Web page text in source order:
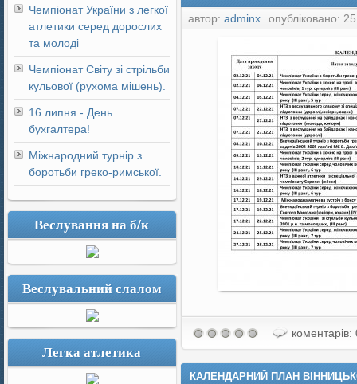
Чемпіонат України з легкої
атлетики серед дорослих
та молоді
Чемпіонат Світу зі стрільби
кульової (рухома мішень).
16 липня - День
бухгалтера!
Міжнародний турнір з
боротьби греко-римської.
Веслування на б/к
Веслувальний слалом
Легка атлетика
автор: adminx опубліковано:
коментарів:
КАЛЕНДАРНИЙ ПЛАН